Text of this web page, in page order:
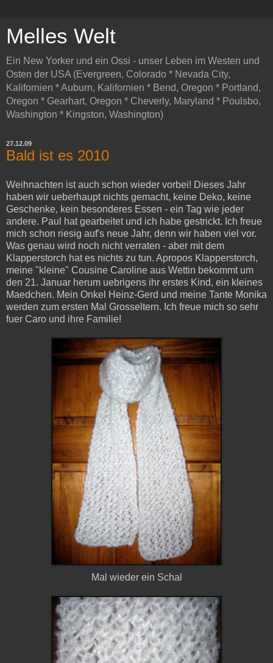
Melles Welt
Ein New Yorker und ein Ossi - unser Leben im Westen und
Osten der USA (Evergreen, Colorado * Nevada City,
Kalifornien * Auburn, Kalifornien * Bend, Oregon * Portland,
Oregon * Gearhart, Oregon * Cheverly, Maryland * Poulsbo,
Washington * Kingston, Washington)
27.12.09
Bald ist es 2010
Weihnachten ist auch schon wieder vorbei! Dieses Jahr
haben wir ueberhaupt nichts gemacht, keine Deko, keine
Geschenke, kein besonderes Essen - ein Tag wie jeder
andere. Paul hat gearbeitet und ich habe gestrickt. Ich freue
mich schon riesig auf's neue Jahr, denn wir haben viel vor.
Was genau wird noch nicht verraten - aber mit dem
Klapperstorch hat es nichts zu tun. Apropos Klapperstorch,
meine "kleine" Cousine Caroline aus Wettin bekommt um
den 21. Januar herum uebrigens ihr erstes Kind, ein kleines
Maedchen. Mein Onkel Heinz-Gerd und meine Tante Monika
werden zum ersten Mal Grosseltern. Ich freue mich so sehr
fuer Caro und ihre Familie!
Mal wieder ein Schal